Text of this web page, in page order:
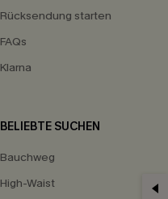
Rücksendung starten
FAQs
Klarna
BELIEBTE SUCHEN
Bauchweg
High-Waist